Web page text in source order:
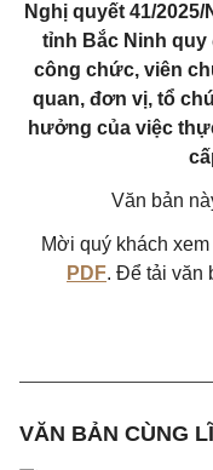
Nghị quyết 41/
tỉnh Bắc Ninh
công chức, viên
quan, đơn vị, tổ
hưởng của việc
Văn bản
Mời quý khách
PDF. Để tải văn
VĂN BẢN CÙNG